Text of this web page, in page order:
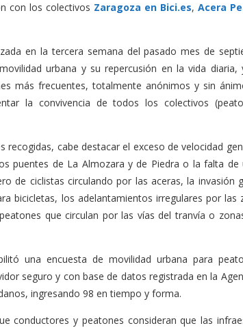
con los colectivos Zaragoza en Bici.es, Acera
en la tercera semana del pasado mes de
urbana y su repercusión en la vida diaria,
más frecuentes, totalmente anónimos y sin
la convivencia de todos los colectivos
recogidas, cabe destacar el exceso de velocidad
puentes de La Almozara y de Piedra o la falta de
de ciclistas circulando por las aceras, la invasión
bicicletas, los adelantamientos irregulares por las
que circulan por las vías del tranvía o
una encuesta de movilidad urbana para
seguro y con base de datos registrada en la
ingresando 98 en tiempo y forma.
conductores y peatones consideran que las